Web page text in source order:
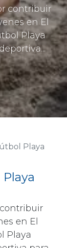
contribuir
en El
Playa
Playa
en El
Playa